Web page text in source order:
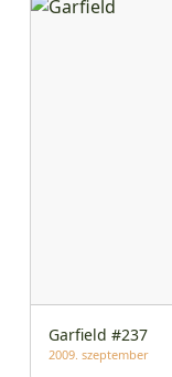
Garfield #237
2009. szeptember